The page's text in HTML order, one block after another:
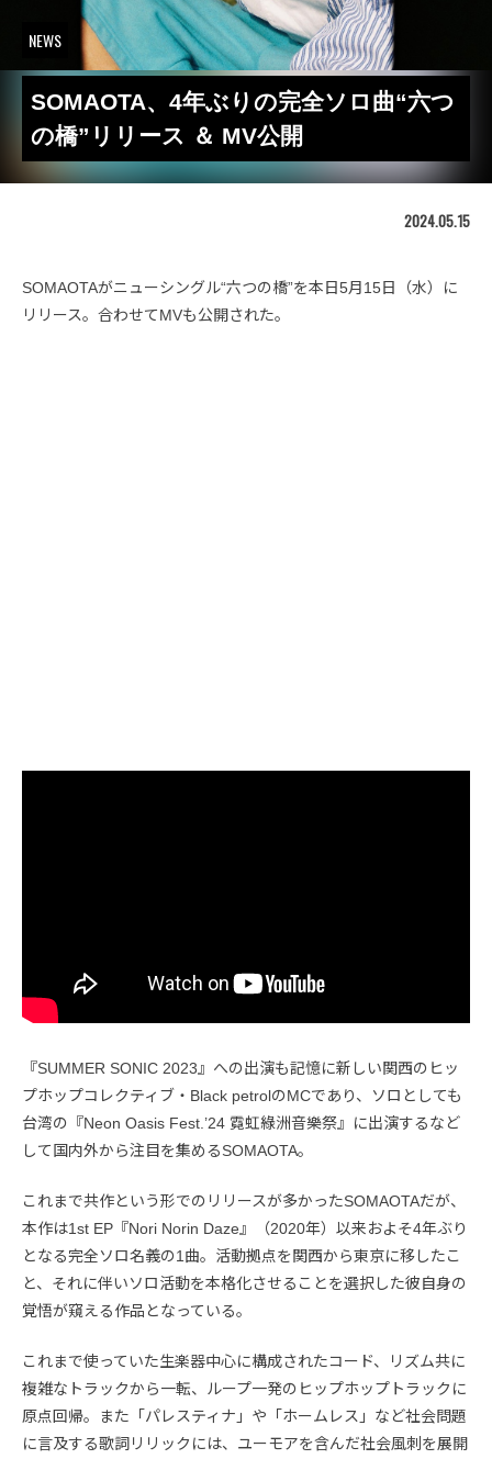
NEWS
SOMAOTA、4年ぶりの完全ソロ曲“六つ
の橋”リリース ＆ MV公開
2024.05.15
SOMAOTAがニューシングル“六つの橋”を本日5月15日（水）に
リリース。合わせてMVも公開された。
『SUMMER SONIC 2023』への出演も記憶に新しい関西のヒッ
プホップコレクティブ・Black petrolのMCであり、ソロとしても
台湾の『Neon Oasis Fest.’24 霓虹綠洲音樂祭』に出演するなど
して国内外から注目を集めるSOMAOTA。
これまで共作という形でのリリースが多かったSOMAOTAだが、
本作は1st EP『Nori Norin Daze』（2020年）以来およそ4年ぶり
となる完全ソロ名義の1曲。活動拠点を関西から東京に移したこ
と、それに伴いソロ活動を本格化させることを選択した彼自身の
覚悟が窺える作品となっている。
これまで使っていた生楽器中心に構成されたコード、リズム共に
複雑なトラックから一転、ループ一発のヒップホップトラックに
原点回帰。また「パレスティナ」や「ホームレス」など社会問題
に言及する歌詞リリックには、ユーモアを含んだ社会風刺を展開